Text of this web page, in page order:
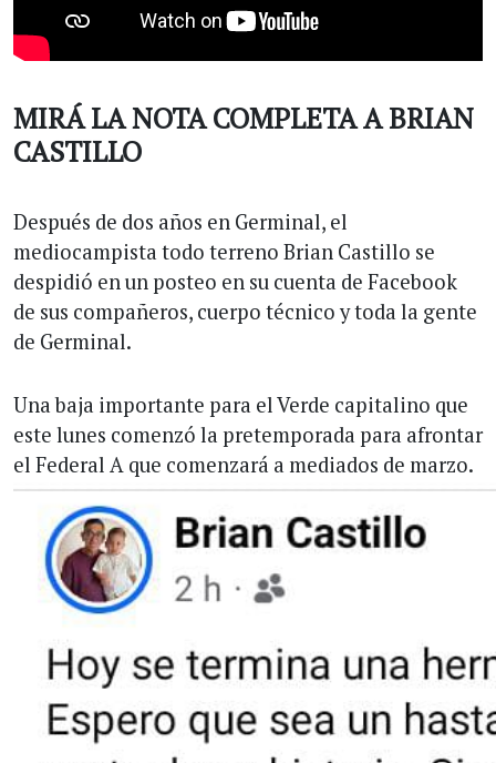
MIRÁ LA NOTA COMPLETA A BRIAN
CASTILLO
Después de dos años en Germinal, el
mediocampista todo terreno Brian Castillo se
despidió en un posteo en su cuenta de Facebook
de sus compañeros, cuerpo técnico y toda la gente
de Germinal.
Una baja importante para el Verde capitalino que
este lunes comenzó la pretemporada para afrontar
el Federal A que comenzará a mediados de marzo.